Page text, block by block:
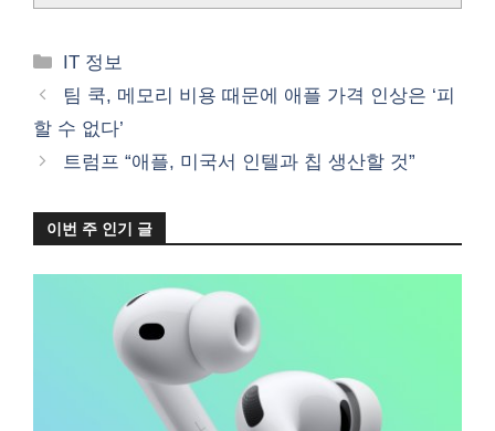
카
테
리
IT 정보
팀 쿡, 메모리 비용 때문에 애플 가격 인상은 ‘피
할 수 없다’
트럼프 “애플, 미국서 인텔과 칩 생산할 것”
이번 주 인기 글